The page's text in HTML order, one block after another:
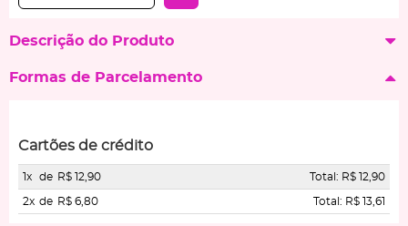
Descrição do Produto
Formas de Parcelamento
Cartões de crédito
1x de R$ 12,90 Total: R$ 12,90
2x de R$ 6,80 Total: R$ 13,61